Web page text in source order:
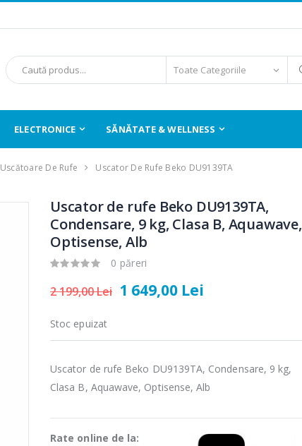
ELECTRONICE SĂNĂTATE & WELLNESS
Uscătoare De Rufe Uscator De Rufe Beko DU9139TA
Uscator de rufe Beko DU9139TA,
Condensare, 9 kg, Clasa B, Aquawave,
Optisense, Alb
0 păreri
2 199,00 Lei 1 649,00 Lei
Stoc epuizat
Uscator de rufe Beko DU9139TA, Condensare, 9 kg,
Clasa B, Aquawave, Optisense, Alb
Rate online de la: